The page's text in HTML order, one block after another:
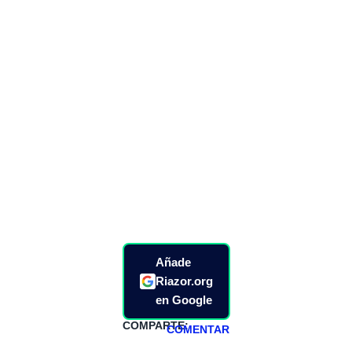
Añade
Riazor.org
en Google
COMPARTE:COMENTAR